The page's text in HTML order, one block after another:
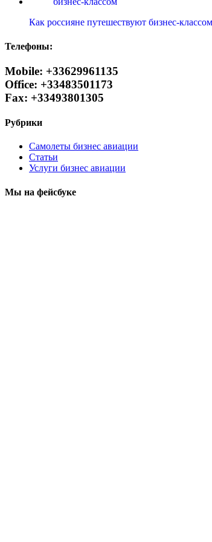
Как россияне путешествуют бизнес-классом
Телефоны:
Mobile: +33629961135
Office: +33483501173
Fax: +33493801305
Рубрики
Самолеты бизнес авиации
Статьи
Услуги бизнес авиации
Мы на фейсбуке